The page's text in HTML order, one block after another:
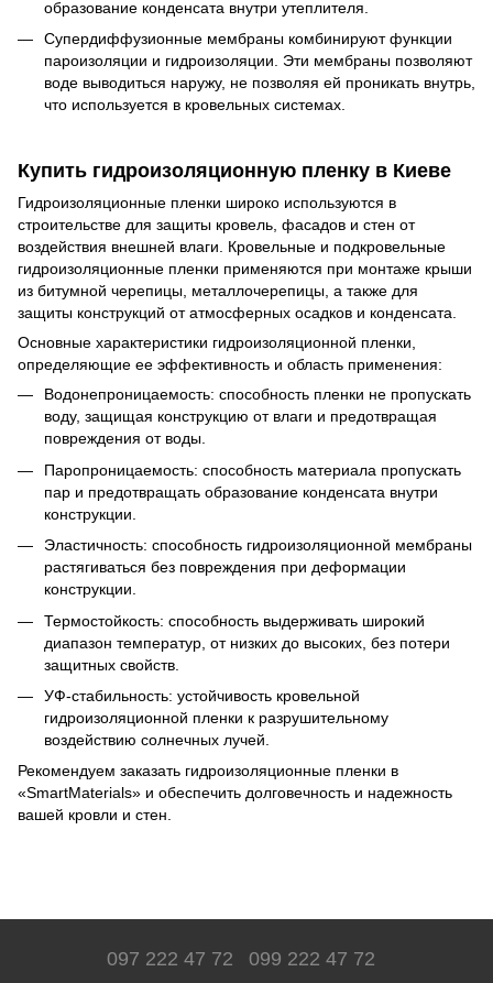
образование конденсата внутри утеплителя.
Супердиффузионные мембраны комбинируют функции
пароизоляции и гидроизоляции. Эти мембраны позволяют
воде выводиться наружу, не позволяя ей проникать внутрь,
что используется в кровельных системах.
Купить гидроизоляционную пленку в Киеве
Гидроизоляционные пленки широко используются в
строительстве для защиты кровель, фасадов и стен от
воздействия внешней влаги. Кровельные и подкровельные
гидроизоляционные пленки применяются при монтаже крыши
из битумной черепицы, металлочерепицы, а также для
защиты конструкций от атмосферных осадков и конденсата.
Основные характеристики гидроизоляционной пленки,
определяющие ее эффективность и область применения:
Водонепроницаемость: способность пленки не пропускать
воду, защищая конструкцию от влаги и предотвращая
повреждения от воды.
Паропроницаемость: способность материала пропускать
пар и предотвращать образование конденсата внутри
конструкции.
Эластичность: способность гидроизоляционной мембраны
растягиваться без повреждения при деформации
конструкции.
Термостойкость: способность выдерживать широкий
диапазон температур, от низких до высоких, без потери
защитных свойств.
УФ-стабильность: устойчивость кровельной
гидроизоляционной пленки к разрушительному
воздействию солнечных лучей.
Рекомендуем заказать гидроизоляционные пленки в
«SmartMaterials» и обеспечить долговечность и надежность
вашей кровли и стен.
097 222 47 72 099 222 47 72